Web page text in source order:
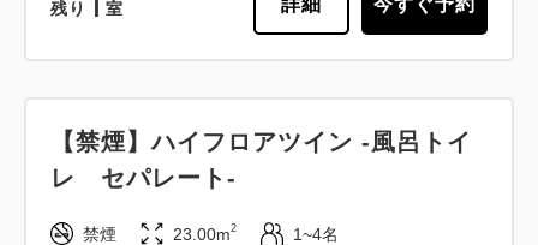
残り 室
【禁煙】ハイフロアツイン -風呂トイ
レ セパレート-
禁煙 23.00m2 1~4名